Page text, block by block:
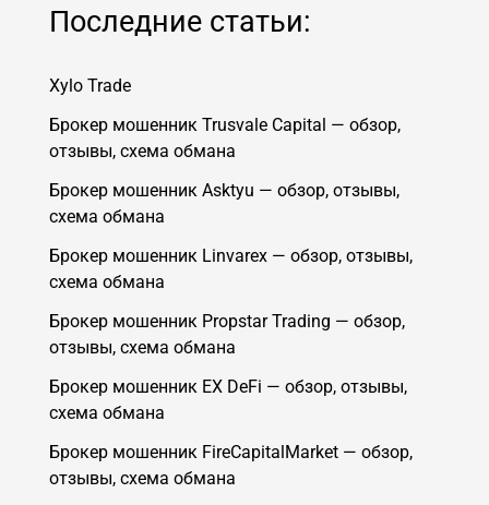
Последние статьи:
Xylo Trade
Брокер мошенник Trusvale Capital — обзор,
отзывы, схема обмана
Брокер мошенник Asktyu — обзор, отзывы,
схема обмана
Брокер мошенник Linvarex — обзор, отзывы,
схема обмана
Брокер мошенник Propstar Trading — обзор,
отзывы, схема обмана
Брокер мошенник EX DeFi — обзор, отзывы,
схема обмана
Брокер мошенник FireCapitalMarket — обзор,
отзывы, схема обмана